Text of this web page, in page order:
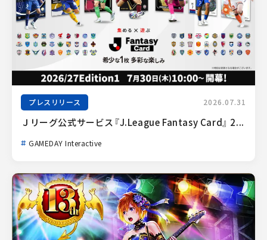
プレスリリース 2026.07.31
Ｊリーグ公式サービス『J.League Fantasy Card』 2...
GAMEDAY Interactive